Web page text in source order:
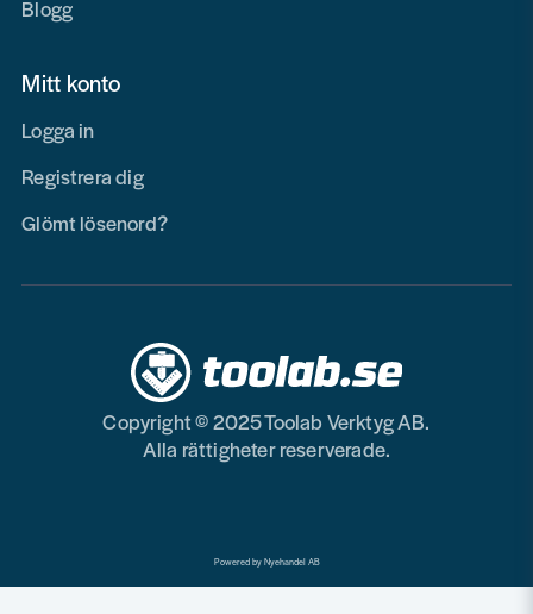
Blogg
Mitt konto
Logga in
Registrera dig
Glömt lösenord?
Copyright © 2025 Toolab Verktyg AB.
Alla rättigheter reserverade.
Powered by Nyehandel AB